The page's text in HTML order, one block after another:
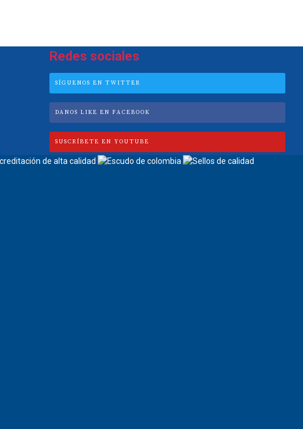
Redes sociales
SÍGUENOS EN TWITTER
DANOS LIKE EN FACEBOOK
SUSCRÍBETE EN YOUTUBE